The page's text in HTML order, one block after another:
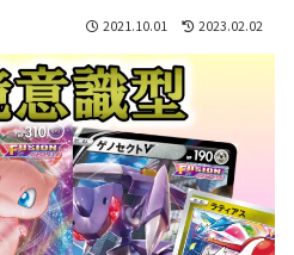
2021.10.01 2023.02.02